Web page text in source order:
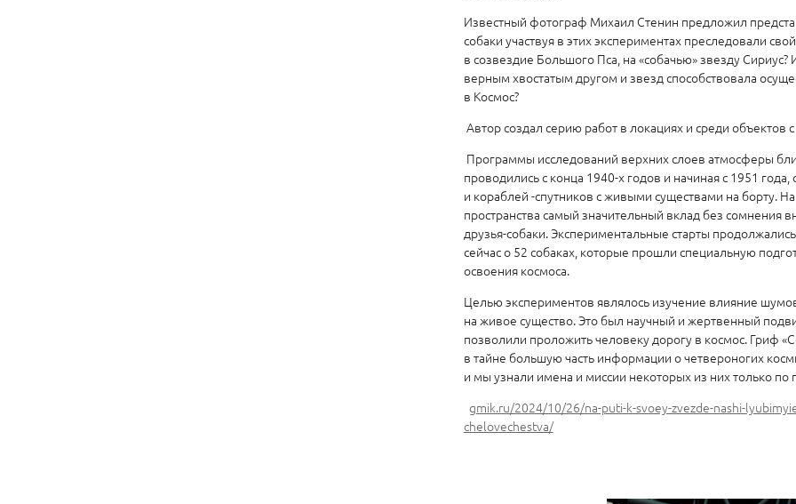
Известный фотограф Михаил Стенин предложил
собаки участвуя в этих экспериментах преследовали
в созвездие Большого Пса, на «собачью» звезду
верным хвостатым другом и звезд способствовала
в Космос?
Автор создал серию работ в локациях и среди объектов
Программы исследований верхних слоев атмосферы
проводились с конца 1940-х годов и начиная с 1951
и кораблей -спутников с живыми существами на борту.
пространства самый значительный вклад без сомнения
друзья-собаки. Экспериментальные старты
сейчас о 52 собаках, которые прошли специальную
освоения космоса.
Целью экспериментов являлось изучение влияние
на живое существо. Это был научный и жертвенный
позволили проложить человеку дорогу в космос. Гриф
в тайне большую часть информации о четвероногих
и мы узнали имена и миссии некоторых из них только по
gmik.ru/2024/10/26/na-puti-k-svoey-zvezde-nashi-
chelovechestva/